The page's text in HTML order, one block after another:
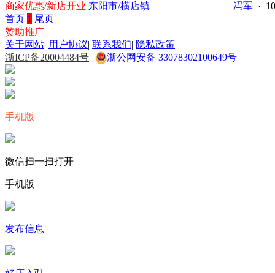
商家优惠/新店开业 东阳市/横店镇 冯军 ·
首页 1 尾页
赞助推广
关于网站| 用户协议| 联系我们| 隐私政策
浙ICP备20004484号
浙公网安备 33078302100649号
手机版
微信扫一扫打开
手机版
发布信息